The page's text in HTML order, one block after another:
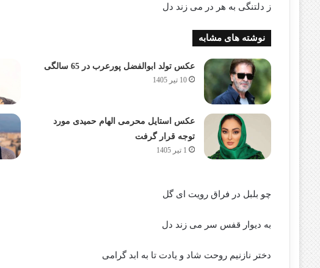
ز دلتنگی به هر در می زند دل
نوشته های مشابه
عکس تولد ابوالفضل پورعرب در 65 سالگی
10 تیر 1405
عکس استایل محرمی الهام حمیدی مورد
توجه قرار گرفت
1 تیر 1405
چو بلبل در فراق رویت ای گل
به دیوار قفس سر می زند دل
دختر نازنیم روحت شاد و یادت تا به ابد گرامی